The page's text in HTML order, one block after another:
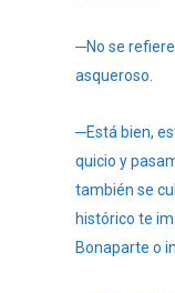
─No se
asqueroso.
─Está bien,
quicio y
también se
histórico te
Bonaparte o